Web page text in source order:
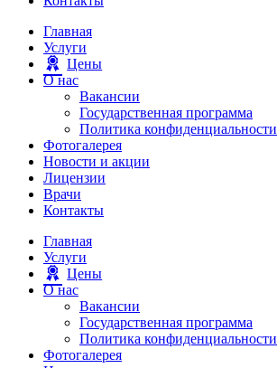
Главная
Услуги
Цены
О нас
Вакансии
Государственная программа
Политика конфиденциальности
Фотогалерея
Новости и акции
Лицензии
Врачи
Контакты
Главная
Услуги
Цены
О нас
Вакансии
Государственная программа
Политика конфиденциальности
Фотогалерея